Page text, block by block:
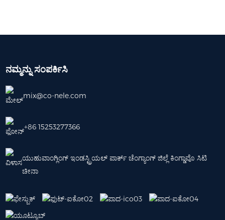
ನಮ್ಮನ್ನು ಸಂಪರ್ಕಿಸಿ
mix@co-nele.com
+86 15253277366
ಯುಹುವಾಂಗ್ಲಿಂಗ್ ಇಂಡಸ್ಟ್ರಿಯಲ್ ಪಾರ್ಕ್ ಚೆಂಗ್ಯಾಂಗ್ ಜಿಲ್ಲೆ ಕಿಂಗ್ಡಾವೊ ಸಿಟಿ
ಚೀನಾ